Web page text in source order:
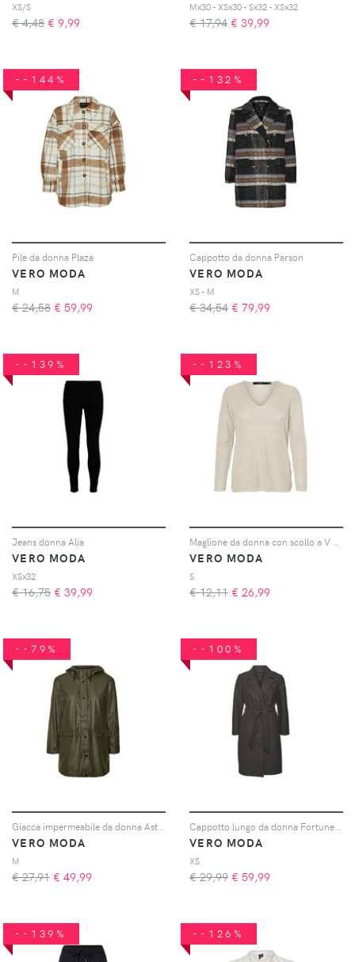
XS/S
€ 4,48 € 9,99
Mx30 - XSx30 - Sx32 - XSx32
€ 17,94 € 39,99
--144%
Pile da donna Plaza
VERO MODA
M
€ 24,58 € 59,99
--132%
Cappotto da donna Parson
VERO MODA
XS - M
€ 34,54 € 79,99
--139%
Jeans donna Alia
VERO MODA
XSx32
€ 16,75 € 39,99
--123%
VERO MODA
S
€ 12,11 € 26,99
--79%
VERO MODA
M
€ 27,91 € 49,99
--100%
VERO MODA
XS
€ 29,99 € 59,99
--139% --126%